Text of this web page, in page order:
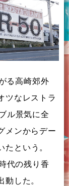
る高崎郊外
ツな レ ス ト ラ
ル景気に全
メ ンから デー
た と い う 。
代の残 り香
動 し た 。